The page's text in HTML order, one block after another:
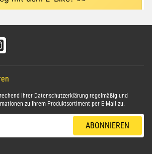
Ihrer Datenschutzerklärung regelmäßig und
zu Ihrem Produktsortiment per E-Mail zu.
ABONNIEREN